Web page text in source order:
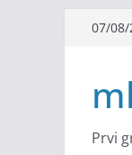
07/08/
Prvi